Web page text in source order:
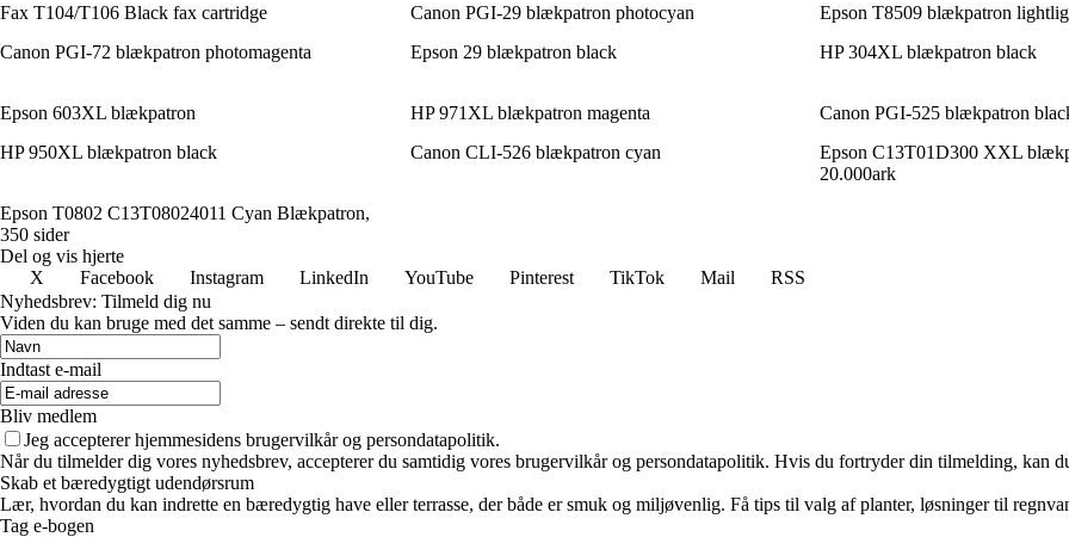
Fax T104/T106 Black fax cartridge
Canon PGI-29 blækpatron photocyan
Epson T8509 blækpatron
Canon PGI-72 blækpatron photomagenta
Epson 29 blækpatron black HP 304XL blækpatron black
Epson 603XL blækpatron HP 971XL blækpatron magenta
Canon PGI-525 blækpatron
HP 950XL blækpatron black
Canon CLI-526 blækpatron cyan
Epson C13T01D300 XXL
20.000ark
Epson T0802 C13T08024011 Cyan Blækpatron,
350 sider
Del og vis hjerte
X
Facebook Instagram LinkedIn YouTube Pinterest TikTok Mail
RSS
Nyhedsbrev: Tilmeld dig nu
Viden du kan bruge med det samme – sendt direkte til dig.
Indtast e-mail
Bliv medlem
Jeg accepterer hjemmesidens brugervilkår og persondatapolitik.
Når du tilmelder dig vores nyhedsbrev, accepterer du samtidig vores brugervilkår og persondatapolitik. Hvis du fortryder din tilmelding, kan
Skab et bæredygtigt udendørsrum
Lær, hvordan du kan indrette en bæredygtig have eller terrasse, der både er smuk og miljøvenlig. Få tips til valg af planter, løsninger til
Tag e-bogen